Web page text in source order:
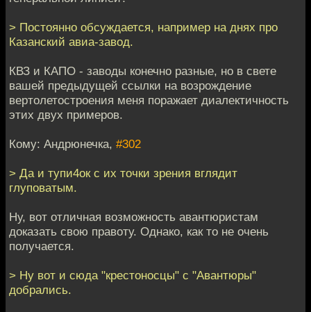
> Постоянно обсуждается, например на днях про
Казанский авиа-завод.
КВЗ и КАПО - заводы конечно разные, но в свете
вашей предыдущей ссылки на возрождение
вертолетостроения меня поражает диалектичность
этих двух примеров.
Кому: Андрюнечка, #302
> Да и тупи4ок с их точки зрения вглядит
глуповатым.
Ну, вот отличная возможность авантюристам
доказать свою правоту. Однако, как то не очень
получается.
> Ну вот и сюда "крестоносцы" с "Авантюры"
добрались.